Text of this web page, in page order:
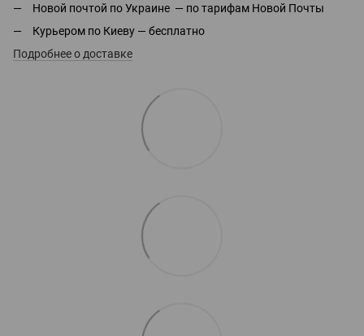
Новой почтой по Украине — по тарифам Новой Почты
Курьером по Киеву — бесплатно
Подробнее о доставке